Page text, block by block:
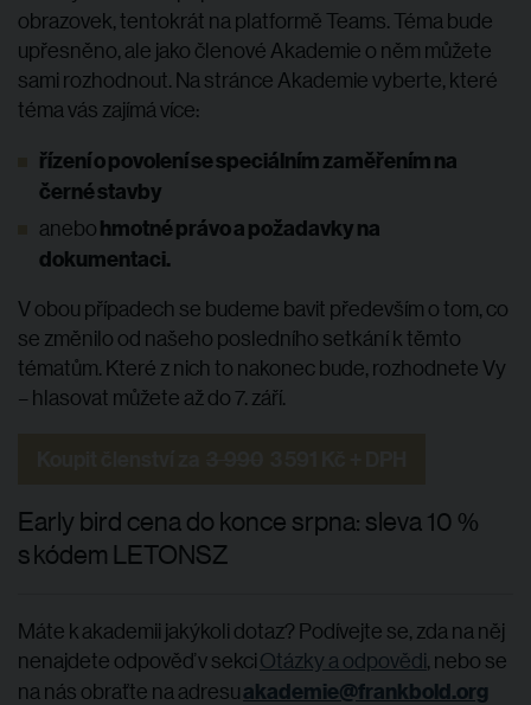
obrazovek, tentokrát na platformě Teams. Téma bude
upřesněno, ale jako členové Akademie o něm můžete
sami rozhodnout. Na stránce Akademie vyberte, které
téma vás zajímá více:
řízení o povolení se speciálním zaměřením na
černé stavby
anebohmotné právo a požadavky na
dokumentaci.
V obou případech se budeme bavit především o tom, co
se změnilo od našeho posledního setkání k těmto
tématům. Které z nich to nakonec bude, rozhodnete Vy
– hlasovat můžete až do 7. září.
Early bird cena do konce srpna: sleva 10 %
s kódem LETONSZ
Máte k akademii jakýkoli dotaz? Podívejte se, zda na něj
nenajdete odpověď v sekciOtázky a odpovědi, nebo se
na nás obraťte na adresuakademie@frankbold.org